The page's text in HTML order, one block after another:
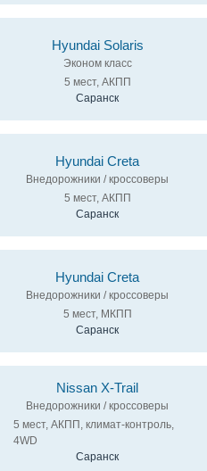
Hyundai Solaris
Эконом класс
5 мест, АКПП
Саранск
Hyundai Creta
Внедорожники / кроссоверы
5 мест, АКПП
Саранск
Hyundai Creta
Внедорожники / кроссоверы
5 мест, МКПП
Саранск
Nissan X-Trail
Внедорожники / кроссоверы
5 мест, АКПП, климат-контроль,
4WD
Саранск